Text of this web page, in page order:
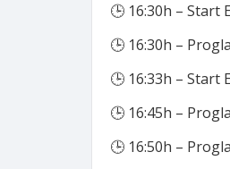
🕒 16:30h – Start
🕒 16:30h –
🕒 16:33h – Start
🕒 16:45h –
🕒 16:50h –